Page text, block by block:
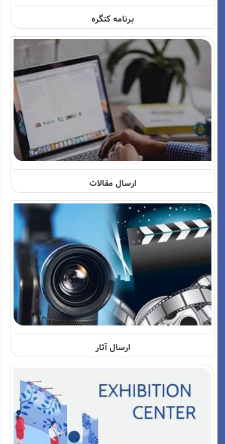
برنامه کنگره
ارسال مقالات
ارسال آثار